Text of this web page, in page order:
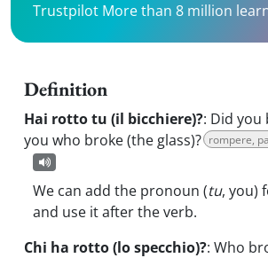
Trustpilot More than 8 million
Definition
Hai rotto tu (il bicchiere)?: Did you
you who broke (the glass)? rompere,
We can add the pronoun (tu, you)
and use it after the verb.
Chi ha rotto (lo specchio)?: Who